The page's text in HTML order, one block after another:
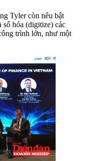
Tyler còn nêu bật
số hóa (digitize) các
trình lớn, như một